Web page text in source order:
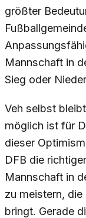
größter
Mannschaft in
Sieg oder
Veh selbst
möglich ist für
dieser
DFB die
Mannschaft in
zu meistern,
bringt. Gerade